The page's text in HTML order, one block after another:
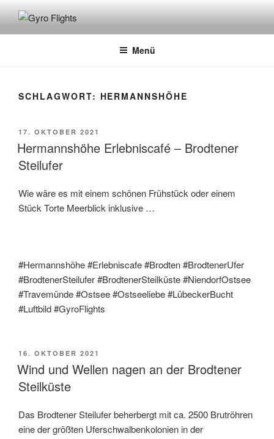
GYRO FLIGHTS
Rundflüge mit dem Gyrocopter
Menü
SCHLAGWORT: HERMANNSHÖHE
17. OKTOBER 2021
Hermannshöhe Erlebniscafé – Brodtener
Steilufer
Wie wäre es mit einem schönen Frühstück oder einem
Stück Torte Meerblick inklusive …
#Hermannshöhe #Erlebniscafe #Brodten #BrodtenerUfer
#BrodtenerSteilufer #BrodtenerSteilküste #NiendorfOstsee
#Travemünde #Ostsee #Ostseeliebe #LübeckerBucht
#Luftbild #GyroFlights
16. OKTOBER 2021
Wind und Wellen nagen an der Brodtener
Steilküste
Das Brodtener Steilufer beherbergt mit ca. 2500 Brutröhren
eine der größten Uferschwalbenkolonien in der